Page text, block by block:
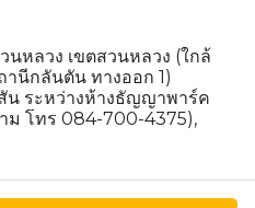
หลวง เขตสวนหลวง (ใกล้
านีกลันตัน ทางออก 1)
น ระหว่างห้างธัญญาพาร์ค
ม โทร 084-700-4375),